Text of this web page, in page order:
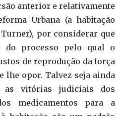
anterior e relativamente
Urbana (a habitação
por considerar que
do processo pelo qual o
de reprodução da força
lhe opor. Talvez seja ainda
vitórias judiciais dos
medicamentos para a